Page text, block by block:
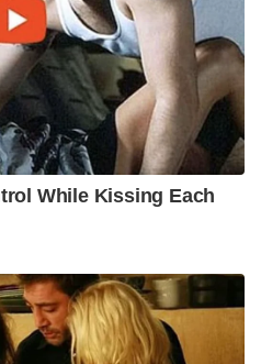
While Kissing Each